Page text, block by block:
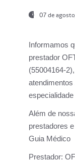
07 de
Informamos
prestador
(55004164-
atendimentos
Além de
prestadores
Guia Médico
Prestador: